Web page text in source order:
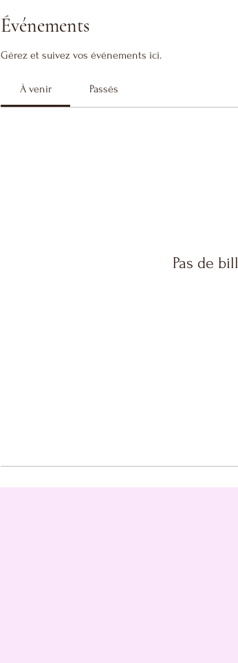
Événements
Gérez et suivez vos événements ici.
À venir Passés
Pas de